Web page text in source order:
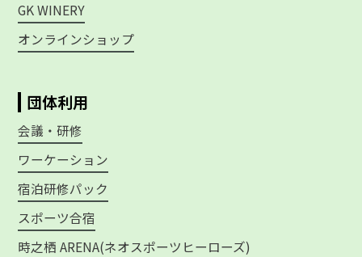
GK WINERY
オンラインショップ
団体利用
会議・研修
ワーケーション
宿泊研修パック
スポーツ合宿
時之栖 ARENA(ネオスポーツヒーローズ)